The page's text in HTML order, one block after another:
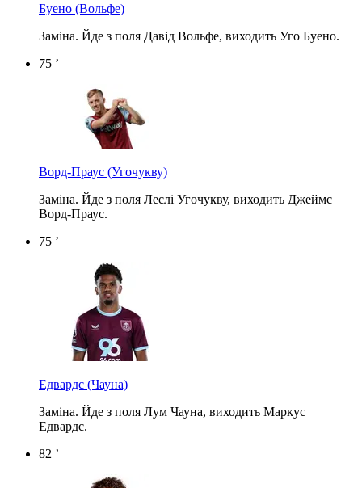
Буено (Вольфе)
Заміна. Йде з поля Давід Вольфе, виходить Уго Буено.
75 ’
Ворд-Праус (Угочукву)
Заміна. Йде з поля Леслі Угочукву, виходить Джеймс
Ворд-Праус.
75 ’
Едвардс (Чауна)
Заміна. Йде з поля Лум Чауна, виходить Маркус
Едвардс.
82 ’